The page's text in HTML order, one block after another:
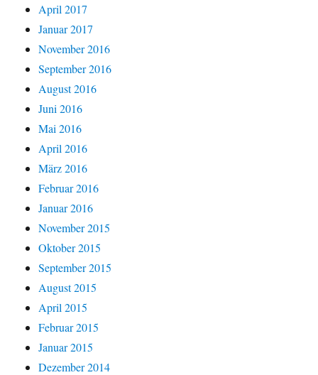
April 2017
Januar 2017
November 2016
September 2016
August 2016
Juni 2016
Mai 2016
April 2016
März 2016
Februar 2016
Januar 2016
November 2015
Oktober 2015
September 2015
August 2015
April 2015
Februar 2015
Januar 2015
Dezember 2014